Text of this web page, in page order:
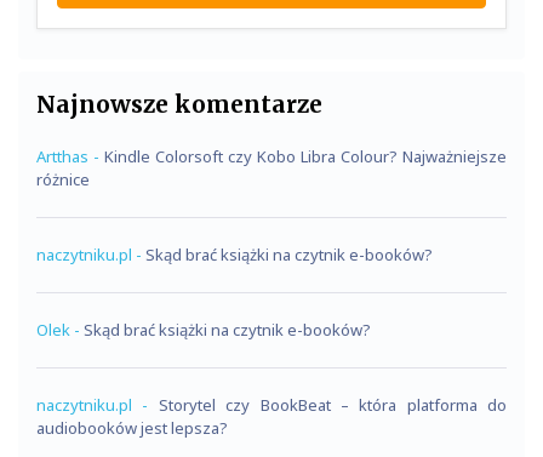
Najnowsze komentarze
Artthas - Kindle Colorsoft czy Kobo Libra Colour? Najważniejsze
różnice
naczytniku.pl - Skąd brać książki na czytnik e-booków?
Olek - Skąd brać książki na czytnik e-booków?
naczytniku.pl - Storytel czy BookBeat – która platforma do
audiobooków jest lepsza?